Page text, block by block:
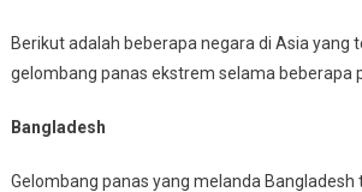
Berikut adalah beberapa negara di Asia yang
gelombang panas ekstrem selama beberapa
Bangladesh
Gelombang panas yang melanda